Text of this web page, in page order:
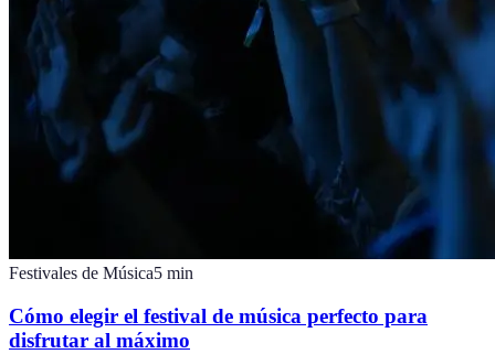
Festivales de Música5 min
Cómo elegir el festival de música perfecto para
disfrutar al máximo